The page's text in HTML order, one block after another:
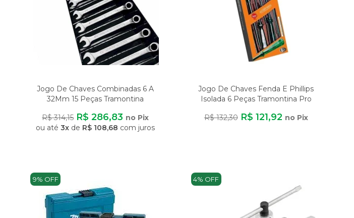
Jogo De Chaves Combinadas 6 A
32Mm 15 Peças Tramontina
R$ 314,15 R$ 286,83 no Pix
ou até3x de R$ 108,68 com juros
Jogo De Chaves Fenda E Phillips
Isolada 6 Peças Tramontina Pro
R$ 132,30 R$ 121,92 no Pix
9% OFF 4% OFF